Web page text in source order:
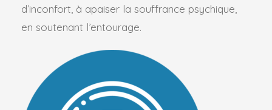
d’inconfort, à apaiser la souffrance psychique,
en soutenant l’entourage.